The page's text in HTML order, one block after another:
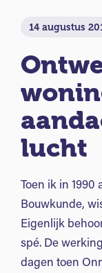
14 augustus
lucht
Toen ik in 1990
Bouwkunde,
Eigenlijk
spé. De
dagen toen